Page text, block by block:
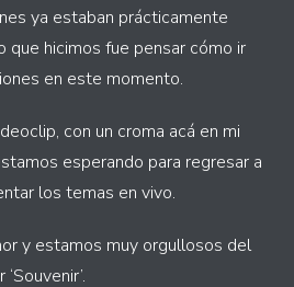
ya estaban prácticamente
que hicimos fue pensar cómo ir
en este momento.
con un croma acá en mi
esperando para regresar a
los temas en vivo.
y estamos muy orgullosos del